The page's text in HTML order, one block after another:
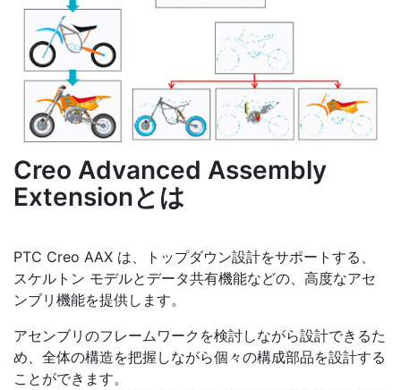
Creo Advanced Assembly
Extensionとは
PTC Creo AAX は、トップダウン設計をサポートする、
スケルトン モデルとデータ共有機能などの、高度なアセ
ンブリ機能を提供します。
アセンブリのフレームワークを検討しながら設計できるた
め、全体の構造を把握しながら個々の構成部品を設計する
ことができます。